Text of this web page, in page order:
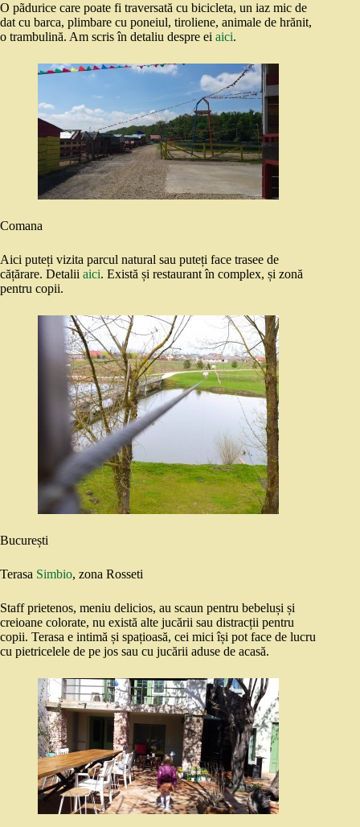
O pãdurice care poate fi traversată cu bicicleta, un iaz mic de
dat cu barca, plimbare cu poneiul, tiroliene, animale de hrănit,
o trambulină. Am scris în detaliu despre ei aici.
Comana
Aici puteți vizita parcul natural sau puteți face trasee de
cățărare. Detalii aici. Există și restaurant în complex, și zonă
pentru copii.
București
Terasa Simbio, zona Rosseti
Staff prietenos, meniu delicios, au scaun pentru bebeluși și
creioane colorate, nu există alte jucării sau distracții pentru
copii. Terasa e intimă și spațioasă, cei mici își pot face de lucru
cu pietricelele de pe jos sau cu jucării aduse de acasă.